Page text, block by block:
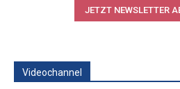
JETZT NEWSLETTER
Videochannel